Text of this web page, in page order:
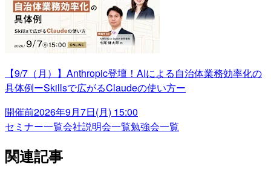
【9/7（月）】Anthropic登壇！AIによる自治体業務効率化の
具体例ーSkillsで広がるClaudeの使い方ー
開催前2026年9月7日(月) 15:00
セミナー一覧会社説明会一覧勉強会一覧
関連記事